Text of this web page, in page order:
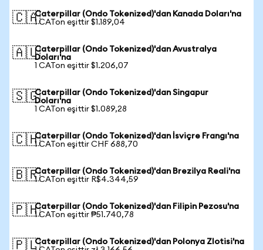
🇨🇦Caterpillar (Ondo Tokenized)'dan Kanada Doları'na
1 CATon eşittir $1.189,04
🇦🇺Caterpillar (Ondo Tokenized)'dan Avustralya
Doları'na
1 CATon eşittir $1.206,07
🇸🇬Caterpillar (Ondo Tokenized)'dan Singapur
Doları'na
1 CATon eşittir $1.089,28
🇨🇭Caterpillar (Ondo Tokenized)'dan İsviçre Frangı'na
1 CATon eşittir CHF 688,70
🇧🇷Caterpillar (Ondo Tokenized)'dan Brezilya Reali'na
1 CATon eşittir R$4.344,59
🇵🇭Caterpillar (Ondo Tokenized)'dan Filipin Pezosu'na
1 CATon eşittir ₱51.740,78
🇵🇱Caterpillar (Ondo Tokenized)'dan Polonya Zlotisi'na